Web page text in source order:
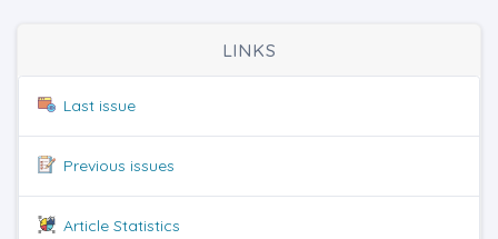
LINKS
Last issue
Previous issues
Article Statistics